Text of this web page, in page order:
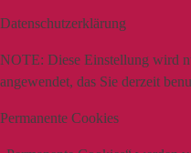
Datenschutzerklärung
NOTE: Diese Einstellung wird
angewendet, das Sie derzeit
Permanente Cookies